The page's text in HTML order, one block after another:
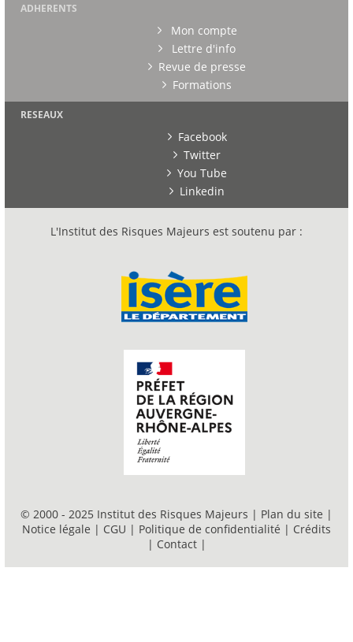
ADHERENTS
Mon compte
Lettre d'info
Revue de presse
Formations
RESEAUX
Facebook
Twitter
You Tube
Linkedin
L'Institut des Risques Majeurs est soutenu par :
© 2000 - 2025 Institut des Risques Majeurs | Plan du site |
Notice légale | CGU | Politique de confidentialité | Crédits
| Contact |